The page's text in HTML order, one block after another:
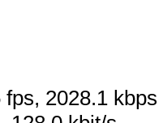
2028.1 kbps